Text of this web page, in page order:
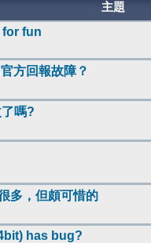
主題
for fun
方回報故障？
嗎?
多，但頗可惜的
has bug?